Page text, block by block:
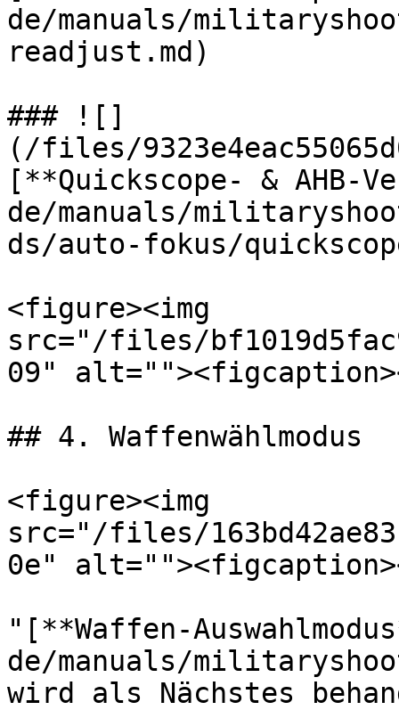
de/manuals/
readjust.md)
### ![]
(/files/
[**Quickscope- & AHB-
de/manuals/
ds/auto-fokus/
<figure><img
src="/files/
09"
## 4. Waffenwählmodus
<figure><img
src="/files/
0e"
"[**Waffen-
de/manuals/
wird als Nächstes